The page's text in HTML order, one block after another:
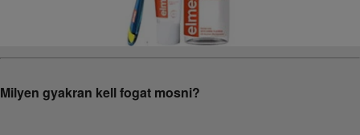
Milyen gyakran kell fogat mosni?